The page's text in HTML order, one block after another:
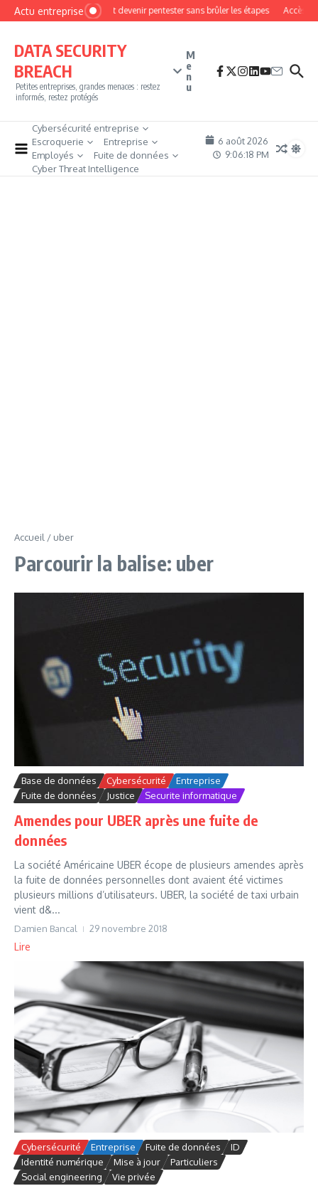
Aller au contenu
Actu entrepriseComment devenir pentester sans brûler les étapes Accès
DATA SECURITY
BREACH
Petites entreprises, grandes menaces : restez
informés, restez protégés
M
e
n
u
Cybersécurité entreprise
Escroquerie
Entreprise
Employés
Fuite de données
Cyber Threat Intelligence
6 août 2026
9:06:19 PM
Accueil / uber
Parcourir la balise: uber
Base de données Cybersécurité
Entreprise
Fuite de données
Justice Securite informatique
Amendes pour UBER après une fuite de
données
La société Américaine UBER écope de plusieurs amendes après
la fuite de données personnelles dont avaient été victimes
plusieurs millions d’utilisateurs. UBER, la société de taxi urbain
vient d&...
Damien Bancal 29 novembre 2018
Lire
Cybersécurité Entreprise Fuite de données
ID
Identité numérique
Mise à jour
Particuliers
Social engineering
Vie privée